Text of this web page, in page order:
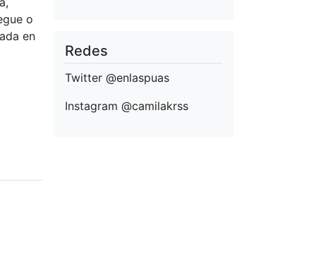
o
en
Redes
Twitter @enlaspuas
Instagram @camilakrss